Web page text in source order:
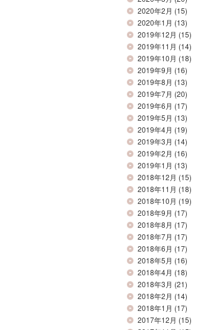
2020年2月 (15)
2020年1月 (13)
2019年12月 (15)
2019年11月 (14)
2019年10月 (18)
2019年9月 (16)
2019年8月 (13)
2019年7月 (20)
2019年6月 (17)
2019年5月 (13)
2019年4月 (19)
2019年3月 (14)
2019年2月 (16)
2019年1月 (13)
2018年12月 (15)
2018年11月 (18)
2018年10月 (19)
2018年9月 (17)
2018年8月 (17)
2018年7月 (17)
2018年6月 (17)
2018年5月 (16)
2018年4月 (18)
2018年3月 (21)
2018年2月 (14)
2018年1月 (17)
2017年12月 (15)